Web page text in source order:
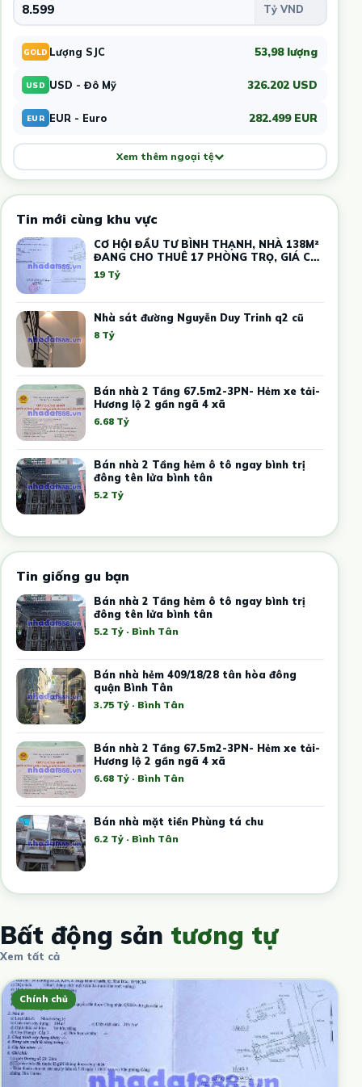
GOLD Lượng SJC 53,98 lượng
USD USD - Đô Mỹ 326.202 USD
EUR EUR - Euro 282.499 EUR
Xem thêm ngoại tệ
Tin mới cùng khu vực
CƠ HỘI ĐẦU TƯ BÌNH THẠNH, NHÀ 138M²
ĐANG CHO THUÊ 17 PHÒNG TRỌ, GIÁ CHỈ
19 TỶ
19 Tỷ
Nhà sát đường Nguyễn Duy Trinh q2 cũ
8 Tỷ
Bán nhà 2 Tầng 67.5m2-3PN- Hẻm xe tải-
Hương lộ 2 gần ngã 4 xã
6.68 Tỷ
Bán nhà 2 Tầng hẻm ô tô ngay bình trị
đông tên lửa bình tân
5.2 Tỷ
Tin giống gu bạn
Bán nhà 2 Tầng hẻm ô tô ngay bình trị
đông tên lửa bình tân
5.2 Tỷ · Bình Tân
Bán nhà hẻm 409/18/28 tân hòa đông
quận Bình Tân
3.75 Tỷ · Bình Tân
Bán nhà 2 Tầng 67.5m2-3PN- Hẻm xe tải-
Hương lộ 2 gần ngã 4 xã
6.68 Tỷ · Bình Tân
Bán nhà mặt tiền Phùng tá chu
6.2 Tỷ · Bình Tân
Bất động sản tương tự
Xem tất cả
Chính chủ